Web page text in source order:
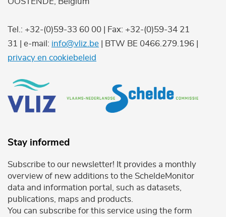
Tel.: +32-(0)59-33 60 00 | Fax: +32-(0)59-34 21
31 | e-mail: info@vliz.be | BTW BE 0466.279.196 |
privacy en cookiebeleid
Stay informed
Subscribe to our newsletter! It provides a monthly
overview of new additions to the ScheldeMonitor
data and information portal, such as datasets,
publications, maps and products.
You can subscribe for this service using the form